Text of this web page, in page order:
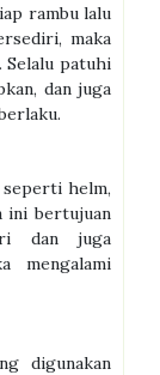
rambu lalu
maka
Selalu patuhi
dan juga
seperti helm,
ini bertujuan
dan juga
mengalami
digunakan